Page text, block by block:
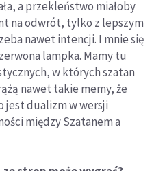
a przekleństwo miałoby
na odwrót, tylko z lepszym
nawet intencji. I mnie się
lampka. Mamy tu
w których szatan
nawet takie memy, że
jest dualizm w wersji
między Szatanem a